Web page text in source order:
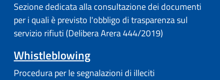
Sezione dedicata alla consultazione dei documenti
per i quali è previsto l'obbligo di trasparenza sul
servizio rifiuti (Delibera Arera 444/2019)
Whistleblowing
Procedura per le segnalazioni di illeciti